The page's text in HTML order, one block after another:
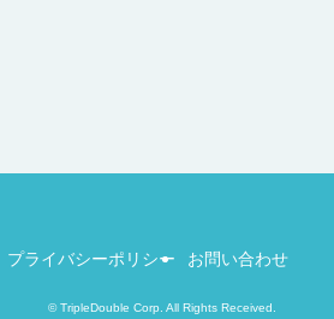
プライバシーポリシー お問い合わせ
©TripleDouble Corp. All Rights Received.